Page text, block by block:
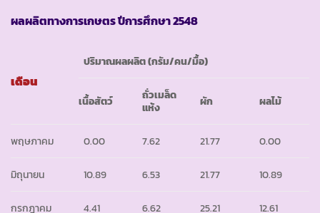
ผลผลิตทางการเกษตร ปีการศึกษา2548
เดือน
ปริมาณผลผลิต (กรัม/คน/มื้อ)
เนื้อสัตว์
ถั่วเมล็ด
แห้ง
ผัก ผลไม้
พฤษภาคม 0.00 7.62 21.77 0.00
มิถุนายน 10.89 6.53 21.77 10.89
กรกฎาคม 4.41 6.62 25.21 12.61